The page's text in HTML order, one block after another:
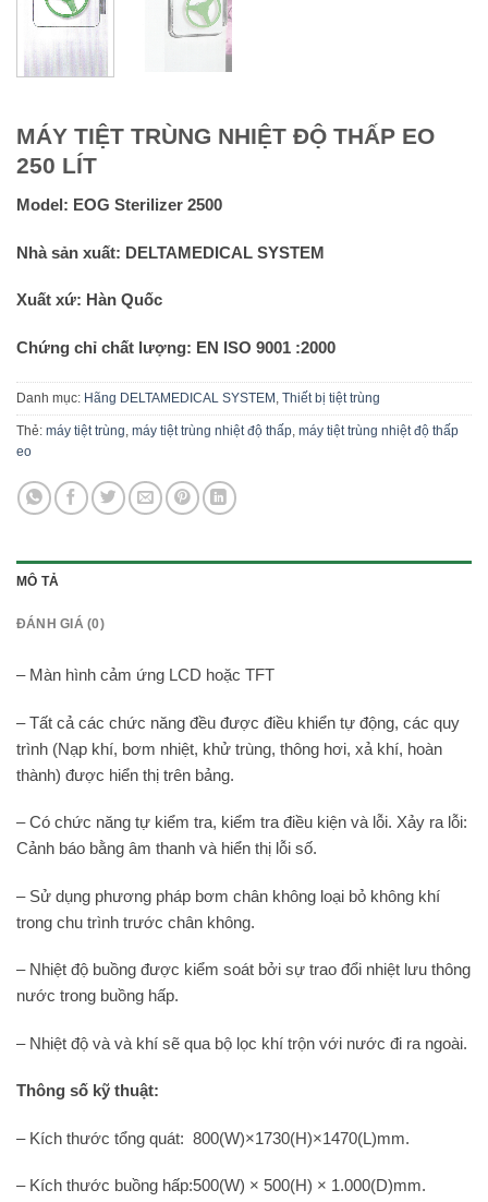
MÁY TIỆT TRÙNG NHIỆT ĐỘ THẤP EO
250 LÍT
Model: EOG Sterilizer 2500
Nhà sản xuất: DELTAMEDICAL SYSTEM
Xuất xứ: Hàn Quốc
Chứng chỉ chất lượng: EN ISO 9001 :2000
Danh mục: Hãng DELTAMEDICAL SYSTEM , Thiết bị tiệt trùng
Thẻ: máy tiệt trùng, máy tiệt trùng nhiệt độ thấp, máy tiệt trùng nhiệt độ thấp
eo
MÔ TẢ
ĐÁNH GIÁ (0)
– Màn hình cảm ứng LCD hoặc TFT
– Tất cả các chức năng đều được điều khiển tự động, các quy
trình (Nạp khí, bơm nhiệt, khử trùng, thông hơi, xả khí, hoàn
thành) được hiển thị trên bảng.
– Có chức năng tự kiểm tra, kiểm tra điều kiện và lỗi. Xảy ra lỗi:
Cảnh báo bằng âm thanh và hiển thị lỗi số.
– Sử dụng phương pháp bơm chân không loại bỏ không khí
trong chu trình trước chân không.
– Nhiệt độ buồng được kiểm soát bởi sự trao đổi nhiệt lưu thông
nước trong buồng hấp.
– Nhiệt độ và và khí sẽ qua bộ lọc khí trộn với nước đi ra ngoài.
Thông số kỹ thuật:
– Kích thước tổng quát: 800(W)×1730(H)×1470(L)mm.
– Kích thước buồng hấp:500(W) × 500(H) × 1.000(D)mm.